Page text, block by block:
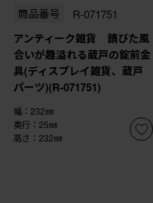
商品番号 R-071751
アンティーク雑貨 錆びた風
合いが趣溢れる蔵戸の錠前金
具(ディスプレイ雑貨、蔵戸
パーツ)(R-071751)
幅：232㎜
奥行：25㎜
高さ：232㎜